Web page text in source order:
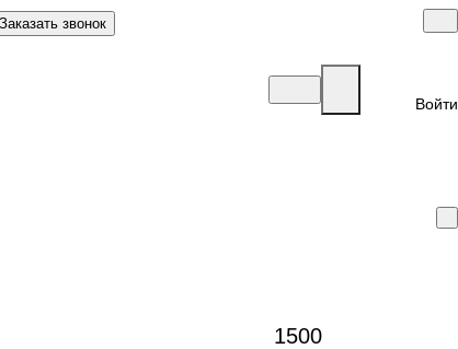
Заказать звонок
Войти
1500